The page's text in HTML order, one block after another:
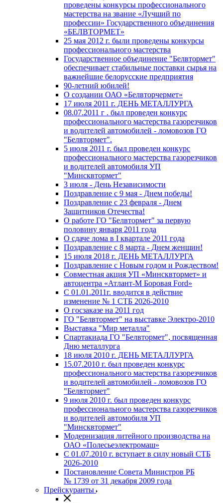
проведены конкурсы профессионального
мастерства на звание «Лучший по
профессии» Государственного объединения
«БЕЛВТОРМЕТ»
25 мая 2012 г. были проведены конкурсы
профессионального мастерства
Государственное объединение "Белвтормет"
обеспечивает стабильные поставки сырья на
важнейшие белорусские предприятия
90-летний юбилей!
О создании ОАО «Белвторчермет»
17 июля 2011 г. ДЕНЬ МЕТАЛЛУРГА
08.07.2011 г . был проведен конкурс
профессионального мастерства газорезчиков
и водителей автомобилей - ломовозов ГО
"Белвтормет".
5 июля 2011 г. был проведен конкурс
профессионального мастерства газорезчиков
и водителей автомобиля УП
"Минсквтормет"
3 июля - День Независимости
Поздравление с 9 мая - Днем победы!
Поздравление с 23 февраля - Днем
Защитников Отечества!
О работе ГО "Белвтормет" за первую
половину января 2011 года
О сдаче лома в I квартале 2011 года
Поздравление с 8 марта - Днем женщин!
15 июля 2018 г. ДЕНЬ МЕТАЛЛУРГА
Поздравление с Новым годом и Рождеством!
Совместная акция УП «Минсквтормет» и
автоцентра «Атлант-М Боровая Ford»
С 01.01.2011г. вводится в действие
изменение № 1 СТБ 2026-2010
О госзаказе на 2011 год
ГО "Белвтормет" на выставке Электро-2010
Выставка "Мир металла"
Спартакиада ГО "Белвтормет", посвященная
Дню металлурга
18 июля 2010 г. ДЕНЬ МЕТАЛЛУРГА
15.07.2010 г. был проведен конкурс
профессионального мастерства газорезчиков
и водителей автомобилей - ломовозов ГО
"Белвтормет"
9 июля 2010 г. был проведен конкурс
профессионального мастерства газорезчиков
и водителей автомобиля УП
"Минсквтормет"
Модернизация литейного производства на
ОАО «Полесьеэлектромаш»
С 01.07.2010 г. вступает в силу новый СТБ
2026-2010
Постановление Совета Министров РБ
№ 1739 от 31 декабря 2009 года
Прейскуранты